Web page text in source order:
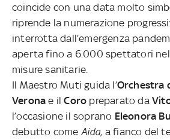
coincide con una data molto
riprende la numerazione
interrotta dall’emergenza
aperta fino a 6.000 spettatori
misure sanitarie.
Il Maestro Muti guida l’Orchestra
Veronae ilCoro preparato da
l’occasione il soprano Eleonora
debutto come Aida, a fianco del